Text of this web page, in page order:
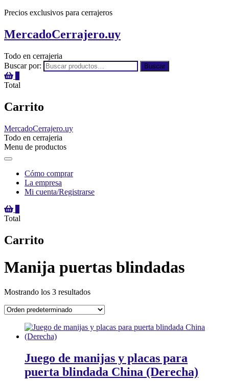
Precios exclusivos para cerrajeros
MercadoCerrajero.uy
Todo en cerrajeria
Buscar por:
Buscar
Total
Carrito
MercadoCerrajero.uy
Todo en cerrajeria
Menu de productos
Cómo comprar
La empresa
Mi cuenta/Registrarse
Total
Carrito
Manija puertas blindadas
Mostrando los 3 resultados
Juego de manijas y placas para
puerta blindada China (Derecha)